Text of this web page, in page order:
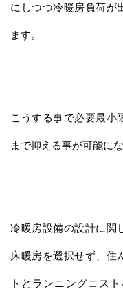
にしつつ冷暖房負荷が
ます。
こうする事で必要最小
まで抑える事が可能にな
冷暖房設備の設計に関
床暖房を選択せず、住
トとランニングコス